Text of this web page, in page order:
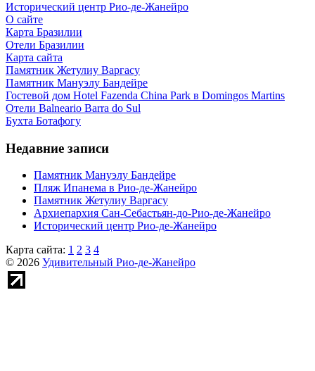
Исторический центр Рио-де-Жанейро
О сайте
Карта Бразилии
Отели Бразилии
Карта сайта
Памятник Жетулиу Варгасу
Памятник Мануэлу Бандейре
Гостевой дом Hotel Fazenda China Park в Domingos Martins
Отели Balneario Barra do Sul
Бухта Ботафогу
Недавние записи
Памятник Мануэлу Бандейре
Пляж Ипанема в Рио-де-Жанейро
Памятник Жетулиу Варгасу
Архиепархия Сан-Себастьян-до-Рио-де-Жанейро
Исторический центр Рио-де-Жанейро
Карта сайта: 1 2 3 4
© 2026 Удивительный Рио-де-Жанейро